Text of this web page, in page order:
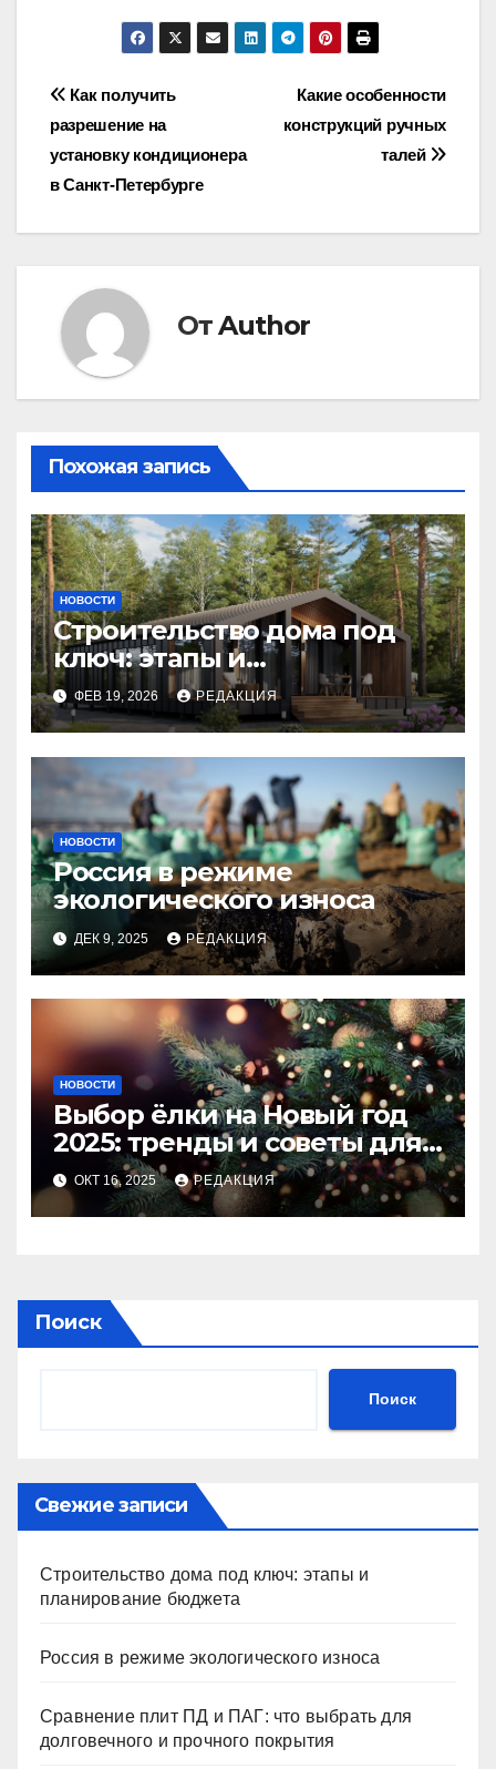
Навигация
по
записям
Какие особенности
конструкций ручных
талей
Как получить
разрешение на
установку кондиционера
в Санкт-Петербурге
ОтAuthor
Похожая запись
НОВОСТИ
Строительство дома под
ключ: этапы и
планирование бюджета
ФЕВ 19, 2026 РЕДАКЦИЯ
НОВОСТИ
Россия в режиме
экологического износа
ДЕК 9, 2025 РЕДАКЦИЯ
НОВОСТИ
Выбор ёлки на Новый год
2025: тренды и советы для
идеального праздника
ОКТ 16, 2025 РЕДАКЦИЯ
Поиск
Поиск
Свежие записи
Строительство дома под ключ: этапы и
планирование бюджета
Россия в режиме экологического износа
Сравнение плит ПД и ПАГ: что выбрать для
долговечного и прочного покрытия